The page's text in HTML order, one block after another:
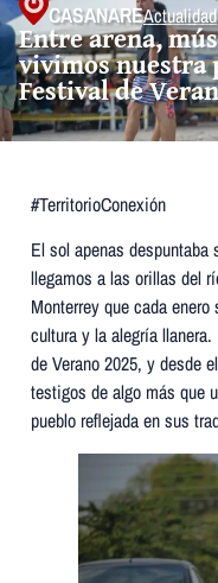
CASANAREActualidad
Entre arena,
vivimos nuestra
Festival de
#TerritorioConexión
El sol apenas despuntaba
llegamos a las orillas del
Monterrey que cada
cultura y la alegría
de Verano 2025, y desde
testigos de algo más que
pueblo reflejada en sus